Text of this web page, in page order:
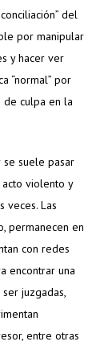
del
por manipular
y hacer ver
“normal” por
de culpa en la
se suele pasar
acto violento y
veces. Las
permanecen en
con redes
encontrar una
juzgadas,
entre otras